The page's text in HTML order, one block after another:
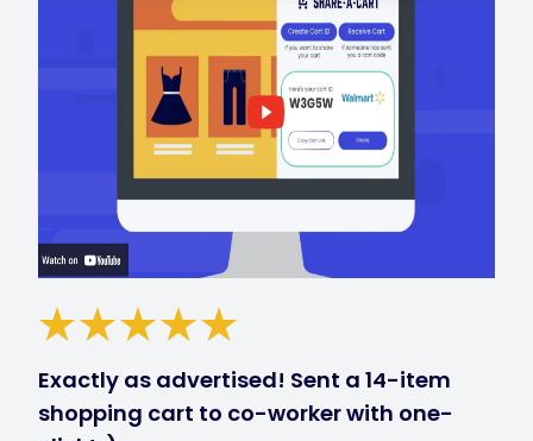
Exactly as advertised! Sent a 14-item
shopping cart to co-worker with one-